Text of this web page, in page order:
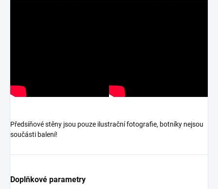
Předsíňové stěny jsou pouze ilustrační fotografie, botníky nejsou
součásti balení!
Doplňkové parametry